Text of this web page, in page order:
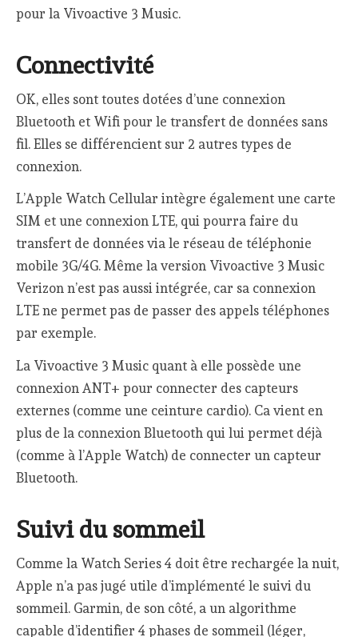
pour la Vivoactive 3 Music.
Connectivité
OK, elles sont toutes dotées d’une connexion
Bluetooth et Wifi pour le transfert de données sans
fil. Elles se différencient sur 2 autres types de
connexion.
L’Apple Watch Cellular intègre également une carte
SIM et une connexion LTE, qui pourra faire du
transfert de données via le réseau de téléphonie
mobile 3G/4G. Même la version Vivoactive 3 Music
Verizon n’est pas aussi intégrée, car sa connexion
LTE ne permet pas de passer des appels téléphones
par exemple.
La Vivoactive 3 Music quant à elle possède une
connexion ANT+ pour connecter des capteurs
externes (comme une ceinture cardio). Ca vient en
plus de la connexion Bluetooth qui lui permet déjà
(comme à l’Apple Watch) de connecter un capteur
Bluetooth.
Suivi du sommeil
Comme la Watch Series 4 doit être rechargée la nuit,
Apple n’a pas jugé utile d’implémenté le suivi du
sommeil. Garmin, de son côté, a un algorithme
capable d’identifier 4 phases de sommeil (léger,